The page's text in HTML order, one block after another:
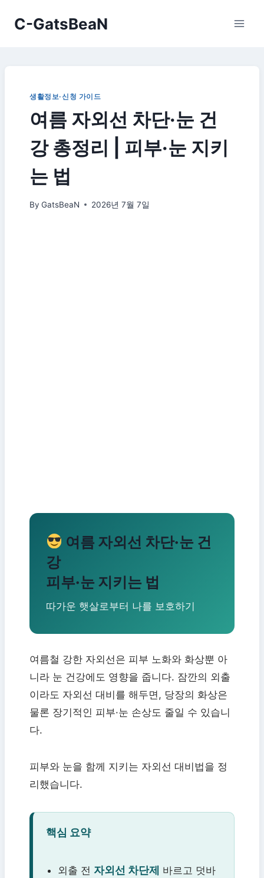
C-GatsBeaN
생활정보·신청 가이드
여름 자외선 차단·눈 건
강 총정리 | 피부·눈 지키
는 법
By GatsBeaN 2026년 7월 7일
여름 자외선 차단·눈 건
강
피부·눈 지키는 법
따가운 햇살로부터 나를 보호하기
여름철 강한 자외선은 피부 노화와 화상뿐 아
니라 눈 건강에도 영향을 줍니다. 잠깐의 외출
이라도 자외선 대비를 해두면, 당장의 화상은
물론 장기적인 피부·눈 손상도 줄일 수 있습니
다.
피부와 눈을 함께 지키는 자외선 대비법을 정
리했습니다.
핵심 요약
외출 전 자외선 차단제 바르고 덧바